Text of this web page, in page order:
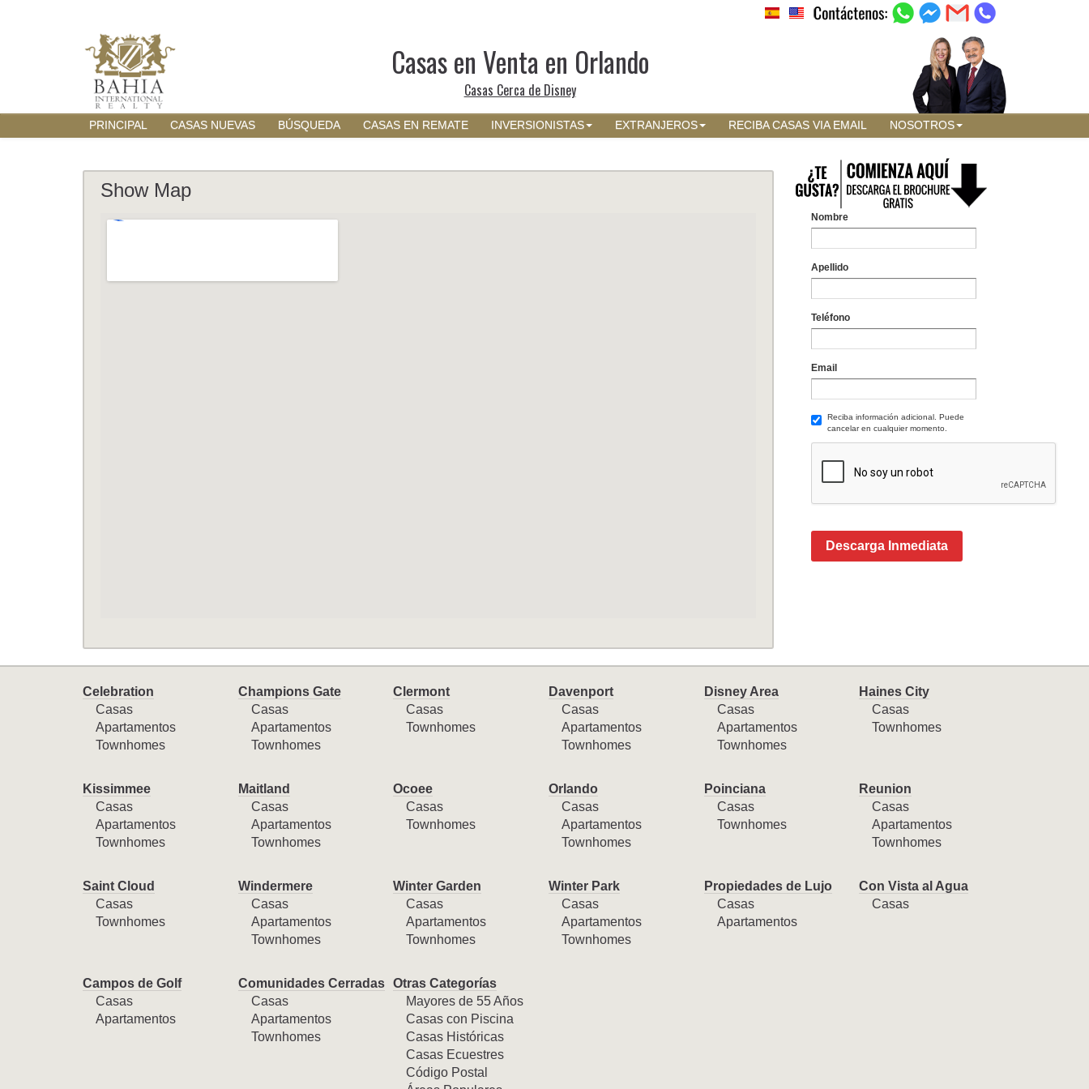
Casas en Venta en Orlando
Casas Cerca de Disney
PRINCIPAL CASAS NUEVAS BÚSQUEDA CASAS EN REMATE INVERSIONISTAS EXTRANJEROS RECIBA CASAS VIA EMAIL NOSOTROS
Show Map
Nombre
Apellido
Teléfono
Email
Reciba información adicional. Puede
cancelar en cualquier momento.
Descarga Inmediata
Celebration
Casas
Apartamentos
Townhomes
Champions Gate
Casas
Apartamentos
Townhomes
Clermont
Casas
Townhomes
Davenport
Casas
Apartamentos
Townhomes
Disney Area
Casas
Apartamentos
Townhomes
Haines City
Casas
Townhomes
Kissimmee
Casas
Apartamentos
Townhomes
Maitland
Casas
Apartamentos
Townhomes
Ocoee
Casas
Townhomes
Orlando
Casas
Apartamentos
Townhomes
Poinciana
Casas
Townhomes
Reunion
Casas
Apartamentos
Townhomes
Saint Cloud
Casas
Townhomes
Windermere
Casas
Apartamentos
Townhomes
Winter Garden
Casas
Apartamentos
Townhomes
Winter Park
Casas
Apartamentos
Townhomes
Propiedades de Lujo
Casas
Apartamentos
Con Vista al Agua
Casas
Campos de Golf
Casas
Apartamentos
Comunidades Cerradas
Casas
Apartamentos
Townhomes
Otras Categorías
Mayores de 55 Años
Casas con Piscina
Casas Históricas
Casas Ecuestres
Código Postal